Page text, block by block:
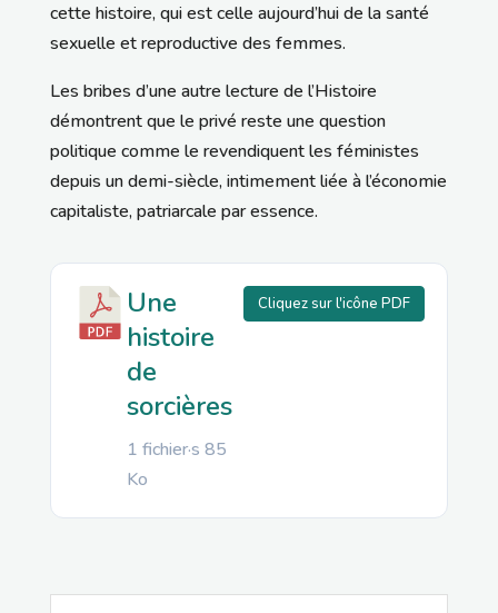
cette histoire, qui est celle aujourd’hui de la santé
sexuelle et reproductive des femmes.
Les bribes d’une autre lecture de l’Histoire
démontrent que le privé reste une question
politique comme le revendiquent les féministes
depuis un demi-siècle, intimement liée à l’économie
capitaliste, patriarcale par essence.
Une
histoire
de
sorcières
1 fichier·s 85
Ko
Cliquez sur l'icône PDF